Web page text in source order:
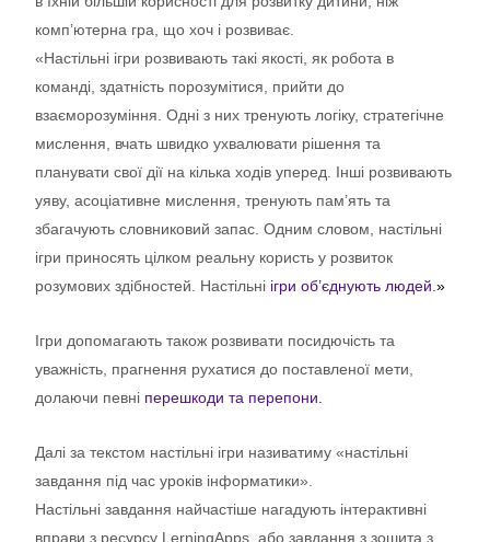
комп’ютерна гра, що хоч і розвиває.
«Настільні ігри розвивають такі якості, як робота в
команді, здатність порозумітися, прийти до
взаєморозуміння. Одні з них тренують логіку, стратегічне
мислення, вчать швидко ухвалювати рішення та
планувати свої дії на кілька ходів уперед. Інші розвивають
уяву, асоціативне мислення, тренують пам’ять та
збагачують словниковий запас. Одним словом, настільні
ігри приносять цілком реальну користь у розвиток
розумових здібностей. Настільні ігри об’єднують людей. »
Ігри допомагають також розвивати посидючість та
уважність, прагнення рухатися до поставленої мети,
долаючи певні перешкоди та перепони.
Далі за текстом настільні ігри називатиму «настільні
завдання під час уроків інформатики».
Настільні завдання найчастіше нагадують інтерактивні
вправи з ресурсу LerningApps, або завдання з зошита з